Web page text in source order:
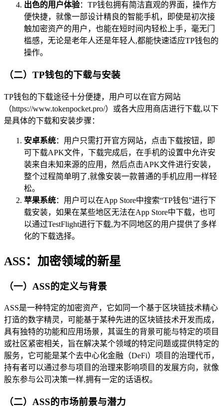
出色的用户体验：TP钱包拥有简洁直观的界面，操作方
便快捷，就像一部设计精良的智能手机，即使是初次接
触加密资产的用户，也能在短时间内轻松上手，毫无门
槛感，无论是老年人还是年轻人,都能快速适应TP钱包的
操作。
（二）TP钱包的下载与安装
TP钱包的下载途径十分便捷，用户可以在官方网站
（https://www.tokenpocket.pro/）或各大应用商店进行下载,以下
是具体的下载和安装步骤：
安卓系统：用户只需打开官方网站，点击下载按钮，即
可下载APK文件，下载完成后，在手机的设置中允许安
装来自未知来源的应用，然后点击APK文件进行安装，
整个过程简单明了,就像安装一款普通的手机应用一样轻
松。
苹果系统：用户可以在App Store中搜索“TP钱包”进行下
载安装，如果在某些地区无法在App Store中下载，也可
以通过TestFlight进行下载,为不同地区的用户提供了多样
化的下载选择。
ASS：加密领域的新星
（一）ASS的定义与背景
ASS是一种特定的加密资产，它如同一个基于区块链技术精心
打造的数字精灵，可能基于某种先进的区块链技术开发而成，
具有独特的功能和应用场景，其诞生的背景可能与特定的项目
或社区紧密相关，旨在解决某个领域的特定问题或提供特定的
服务，它可能是某个去中心化金融（DeFi）项目的治理代币，
持有者可以通过参与项目的治理来影响项目的发展方向，就像
股东参与公司决策一样,拥有一定的话语权。
（二）ASS的市场前景与潜力